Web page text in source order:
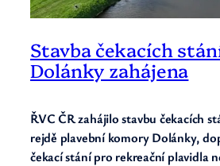
Stavba čekacích
Dolánky zahájena
ŘVC ČR zahájilo stavbu čekacích
rejdě plavební komory Dolánky,
čekací stání pro rekreační plavidla